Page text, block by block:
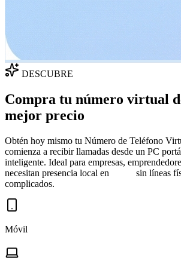
DESCUBRE
Compra tu número virtual
mejor precio
Obtén hoy mismo tu Número de Teléfono
comienza a recibir llamadas desde un PC
inteligente. Ideal para empresas,
necesitan presencia local en
sin líneas
complicados.